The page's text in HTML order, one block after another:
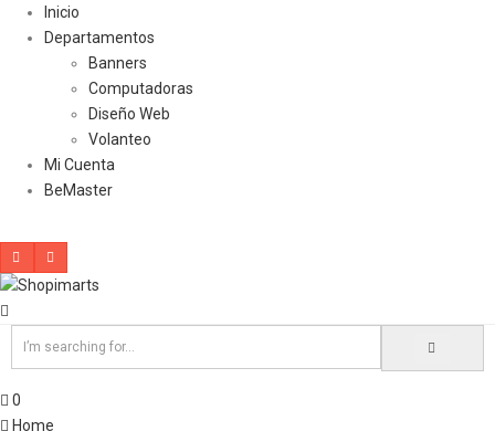
Inicio
Departamentos
Banners
Computadoras
Diseño Web
Volanteo
Mi Cuenta
BeMaster
0
Home